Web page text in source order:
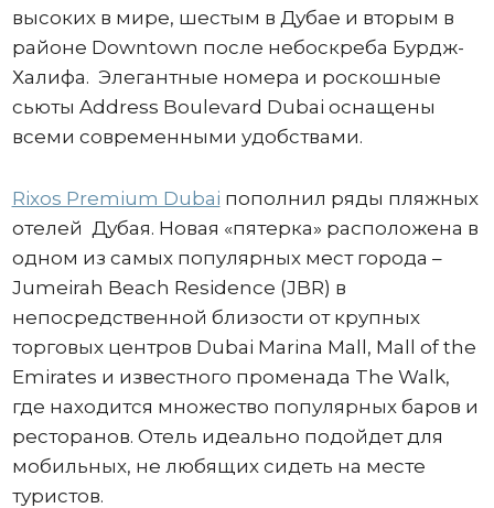
высоких в мире, шестым в Дубае и вторым в
районе Downtown после небоскреба Бурдж-
Халифа. Элегантные номера и роскошные
сьюты Address Boulevard Dubai оснащены
всеми современными удобствами.
Rixos Premium Dubai пополнил ряды пляжных
отелей Дубая. Новая «пятерка» расположена в
одном из самых популярных мест города –
Jumeirah Beach Residence (JBR) в
непосредственной близости от крупных
торговых центров Dubai Marina Mall, Mall of the
Emirates и известного променада The Walk,
где находится множество популярных баров и
ресторанов. Отель идеально подойдет для
мобильных, не любящих сидеть на месте
туристов.